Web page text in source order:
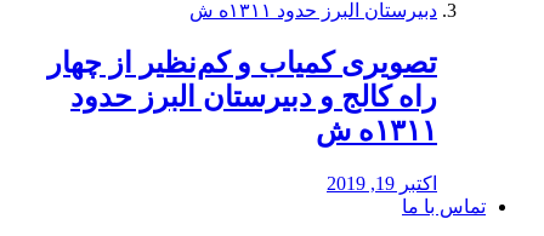
️تصویری کمیاب و کم‌نظیر از چهار
راه كالج و دبيرستان البرز حدود
۱۳۱۱ه ش
اکتبر 19, 2019
تماس با ما